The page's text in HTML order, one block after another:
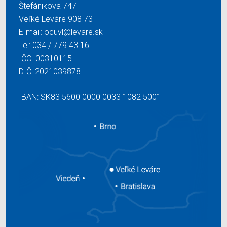
Štefánikova 747
Veľké Leváre 908 73
E-mail: ocuvl@levare.sk
Tel: 034 / 779 43 16
IČO: 00310115
DIČ: 2021039878
IBAN: SK83 5600 0000 0033 1082 5001